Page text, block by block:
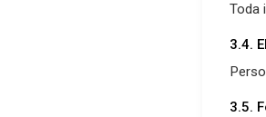
Toda
3.4.
3.5.